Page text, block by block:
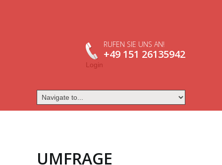
RUFEN SIE UNS AN!
+49 151 26135942
Login
UMFRAGE